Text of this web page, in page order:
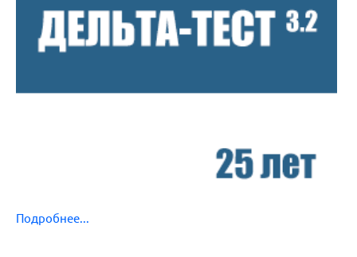
Подробнее...